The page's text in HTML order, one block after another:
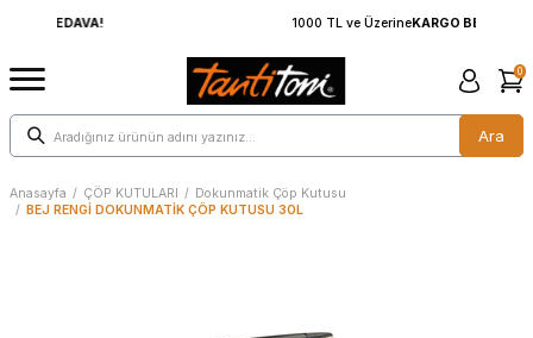
KARGO BEDAVA!
Ara
0
Anasayfa / ÇÖP KUTULARI / Dokunmatik Çöp Kutusu
/ BEJ RENGİ DOKUNMATİK ÇÖP KUTUSU 30L